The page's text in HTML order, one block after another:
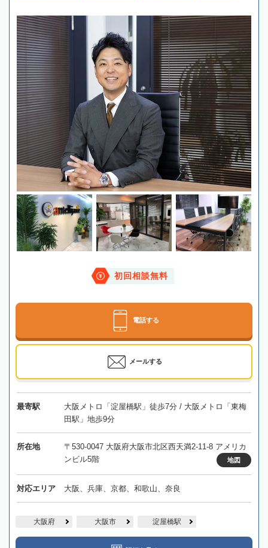
初回相談無料
電話する
メールする
最寄駅
大阪メトロ「淀屋橋駅」徒歩7分 / 大阪メトロ「東梅
田駅」地歩9分
所在地
〒530-0047 大阪府大阪市北区西天満2-11-8 アメリカ
ンビル5階
地図
対応エリア 大阪、兵庫、京都、和歌山、奈良
大阪府 大阪市 淀屋橋駅